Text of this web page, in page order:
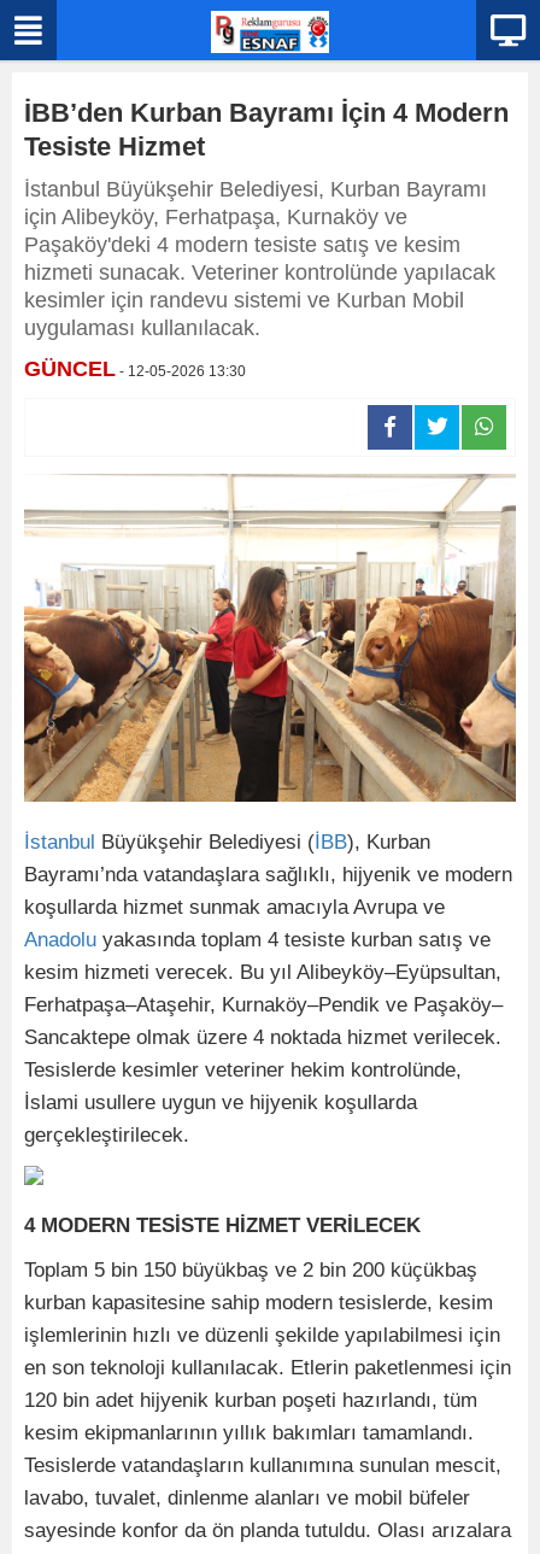
İBB’den Kurban Bayramı İçin 4 Modern
Tesiste Hizmet
İstanbul Büyükşehir Belediyesi, Kurban Bayramı
için Alibeyköy, Ferhatpaşa, Kurnaköy ve
Paşaköy'deki 4 modern tesiste satış ve kesim
hizmeti sunacak. Veteriner kontrolünde yapılacak
kesimler için randevu sistemi ve Kurban Mobil
uygulaması kullanılacak.
GÜNCEL - 12-05-2026 13:30
İstanbul Büyükşehir Belediyesi (İBB), Kurban
Bayramı’nda vatandaşlara sağlıklı, hijyenik ve modern
koşullarda hizmet sunmak amacıyla Avrupa ve
Anadolu yakasında toplam 4 tesiste kurban satış ve
kesim hizmeti verecek. Bu yıl Alibeyköy–Eyüpsultan,
Ferhatpaşa–Ataşehir, Kurnaköy–Pendik ve Paşaköy–
Sancaktepe olmak üzere 4 noktada hizmet verilecek.
Tesislerde kesimler veteriner hekim kontrolünde,
İslami usullere uygun ve hijyenik koşullarda
gerçekleştirilecek.
4 MODERN TESİSTE HİZMET VERİLECEK
Toplam 5 bin 150 büyükbaş ve 2 bin 200 küçükbaş
kurban kapasitesine sahip modern tesislerde, kesim
işlemlerinin hızlı ve düzenli şekilde yapılabilmesi için
en son teknoloji kullanılacak. Etlerin paketlenmesi için
120 bin adet hijyenik kurban poşeti hazırlandı, tüm
kesim ekipmanlarının yıllık bakımları tamamlandı.
Tesislerde vatandaşların kullanımına sunulan mescit,
lavabo, tuvalet, dinlenme alanları ve mobil büfeler
sayesinde konfor da ön planda tutuldu. Olası arızalara